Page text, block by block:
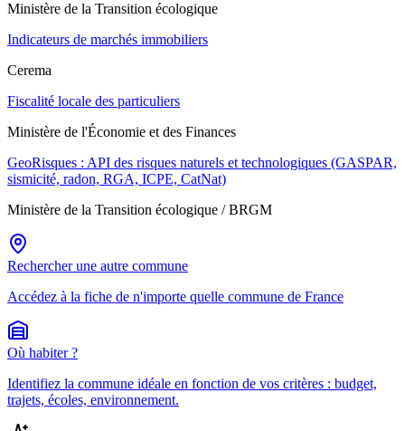
Ministère de la Transition écologique
Indicateurs de marchés immobiliers
Cerema
Fiscalité locale des particuliers
Ministère de l'Économie et des Finances
GeoRisques : API des risques naturels et technologiques (GASPAR,
sismicité, radon, RGA, ICPE, CatNat)
Ministère de la Transition écologique / BRGM
Rechercher une autre commune
Accédez à la fiche de n'importe quelle commune de France
Où habiter ?
Identifiez la commune idéale en fonction de vos critères : budget,
trajets, écoles, environnement.